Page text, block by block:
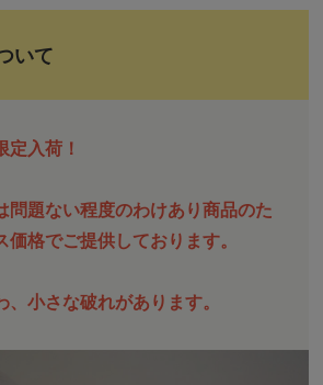
いて
定入荷！
問題ない程度のわけあり商品のた
格でご提供しております。
小さな破れがあります。